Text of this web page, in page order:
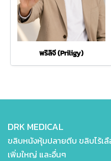
พริลิจี (Priligy)
DRK MEDICAL
ขลิบหนังหุ้มปลายตีบ ขลิบไร้เ
เพิ่มใหญ่ และอื่นๆ